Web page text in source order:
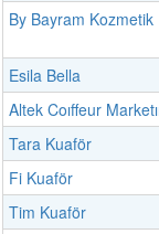
By Bayram Kozmetik
Esila Bella
Altek Coıffeur
Tara Kuaför
Fi Kuaför
Tim Kuaför